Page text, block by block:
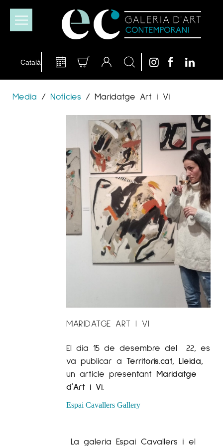
Media / Notícies / Maridatge Art i Vi
MARIDATGE ART I VI
El dia 15 de desembre del 22, es
va publicar a Territoris.cat, Lleida,
un article presentant Maridatge
d’Art i Vi.
Espai Cavallers Gallery
La galeria Espai Cavallers i el